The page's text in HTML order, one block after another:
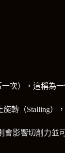
），這稱為一
轉（Stalling）
影響切削力並